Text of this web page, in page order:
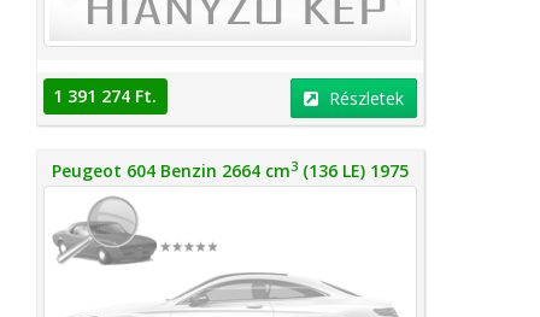
1 391 274 Ft. Részletek
Peugeot 604 Benzin 2664 cm3 (136 LE) 1975